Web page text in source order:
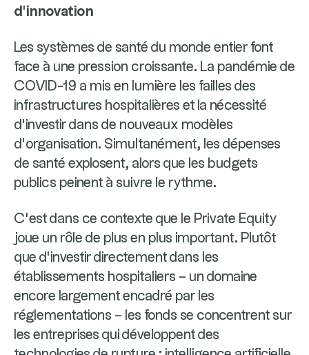
d’innovation
Les systèmes de santé du monde entier font
face à une pression croissante. La pandémie de
COVID-19 a mis en lumière les failles des
infrastructures hospitalières et la nécessité
d’investir dans de nouveaux modèles
d’organisation. Simultanément, les dépenses
de santé explosent, alors que les budgets
publics peinent à suivre le rythme.
C’est dans ce contexte que le Private Equity
joue un rôle de plus en plus important. Plutôt
que d’investir directement dans les
établissements hospitaliers – un domaine
encore largement encadré par les
réglementations – les fonds se concentrent sur
les entreprises qui développent des